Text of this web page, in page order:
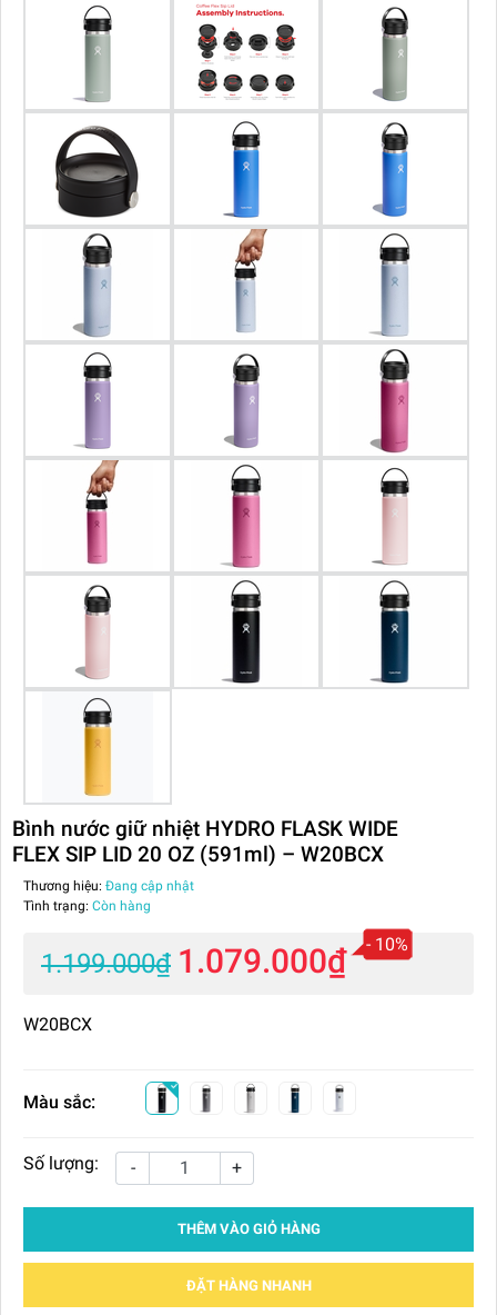
Bình nước giữ nhiệt HYDRO FLASK WIDE
FLEX SIP LID 20 OZ (591ml) – W20BCX
Thương hiệu: Đang cập nhật
Tình trạng: Còn hàng
1.199.000₫ 1.079.000₫ - 10%
W20BCX
Màu sắc:
Số lượng: - +
THÊM VÀO GIỎ HÀNG
ĐẶT HÀNG NHANH